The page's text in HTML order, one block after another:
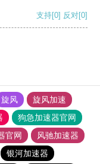
支持[0] 反对[0]
旋风
旋风加速
狗急加速器官网
官网
风驰加速器
银河加速器